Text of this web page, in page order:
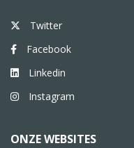
Twitter
Facebook
Linkedin
Instagram
ONZE WEBSITES